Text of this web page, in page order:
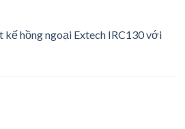
kế hồng ngoại Extech IRC130 với